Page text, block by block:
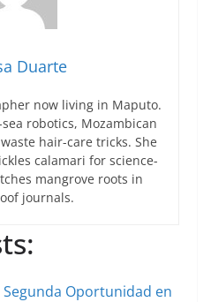
Duarte
now living in Maputo.
robotics, Mozambican
hair-care tricks. She
calamari for science-
mangrove roots in
journals.
Oportunidad en